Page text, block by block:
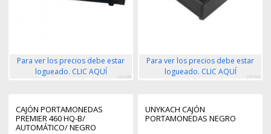
Para ver los precios debe estar
logueado. CLIC AQUÍ
226298
Para ver los precios debe estar
logueado. CLIC AQUÍ
247102
CAJÓN PORTAMONEDAS
PREMIER 460 HQ-B/
AUTOMÁTICO/ NEGRO
UNYKACH CAJÓN
PORTAMONEDAS NEGRO